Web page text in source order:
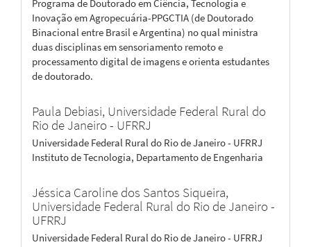
Programa de Doutorado em Ciência, Tecnologia e
Inovação em Agropecuária-PPGCTIA (de Doutorado
Binacional entre Brasil e Argentina) no qual ministra
duas disciplinas em sensoriamento remoto e
processamento digital de imagens e orienta estudantes
de doutorado.
Paula Debiasi, Universidade Federal Rural do
Rio de Janeiro - UFRRJ
Universidade Federal Rural do Rio de Janeiro - UFRRJ
Instituto de Tecnologia, Departamento de Engenharia
Jéssica Caroline dos Santos Siqueira,
Universidade Federal Rural do Rio de Janeiro -
UFRRJ
Universidade Federal Rural do Rio de Janeiro - UFRRJ